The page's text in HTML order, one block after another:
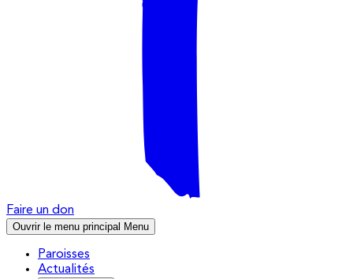
Faire un don
Ouvrir le menu principal Menu
Paroisses
Actualités